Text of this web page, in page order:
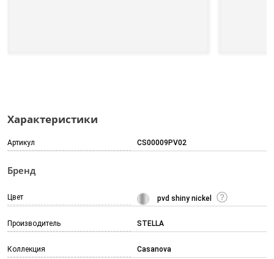
Характеристики
Артикул CS00009PV02
Бренд
Цвет pvd shiny nickel
Производитель STELLA
Коллекция Casanova